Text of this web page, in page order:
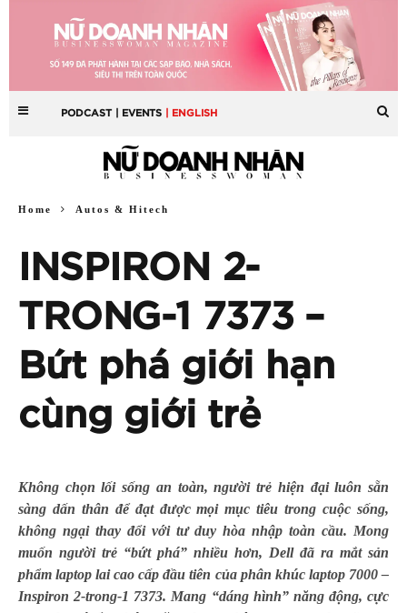
PODCAST | EVENTS | ENGLISH
Home Autos & Hitech
INSPIRON 2-
TRONG-1 7373 –
Bứt phá giới hạn
cùng giới trẻ
Không chọn lối sống an toàn, người trẻ hiện đại luôn sẵn
sàng dấn thân để đạt được mọi mục tiêu trong cuộc sống,
không ngại thay đổi với tư duy hòa nhập toàn cầu. Mong
muốn người trẻ “bứt phá” nhiều hơn, Dell đã ra mắt sản
phẩm laptop lai cao cấp đầu tiên của phân khúc laptop 7000 –
Inspiron 2-trong-1 7373. Mang “dáng hình” năng động, cực